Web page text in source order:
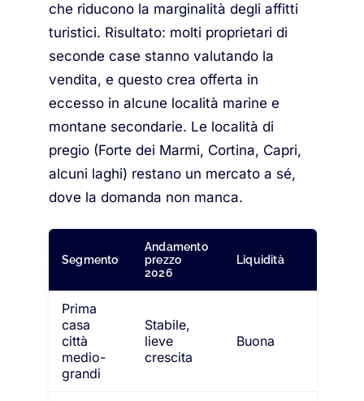
che riducono la marginalità degli affitti
turistici. Risultato: molti proprietari di
seconde case stanno valutando la
vendita, e questo crea offerta in
eccesso in alcune località marine e
montane secondarie. Le località di
pregio (Forte dei Marmi, Cortina, Capri,
alcuni laghi) restano un mercato a sé,
dove la domanda non manca.
Segmento
Andamento
prezzo
2026
Liquidità
Prima
casa
città
medio-
grandi
Stabile,
lieve
crescita
Buona